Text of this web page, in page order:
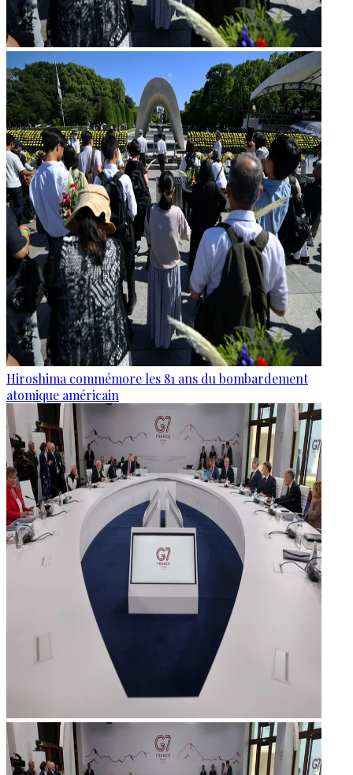
Hiroshima commémore les 81 ans du bombardement
atomique américain